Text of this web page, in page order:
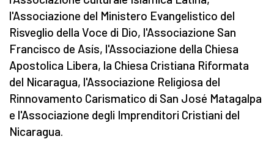
l'Associazione del Ministero Evangelistico del
Risveglio della Voce di Dio, l'Associazione San
Francisco de Asís, l'Associazione della Chiesa
Apostolica Libera, la Chiesa Cristiana Riformata
del Nicaragua, l'Associazione Religiosa del
Rinnovamento Carismatico di San José Matagalpa
e l'Associazione degli Imprenditori Cristiani del
Nicaragua.